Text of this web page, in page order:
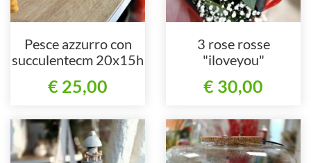
Pesce azzurro con
succulentecm 20x15h
€ 25,00
3 rose rosse
"iloveyou"
€ 30,00